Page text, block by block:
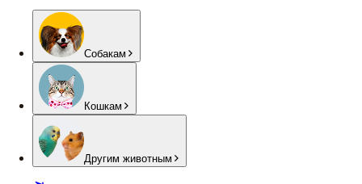
Собакам
Кошкам
Другим животным